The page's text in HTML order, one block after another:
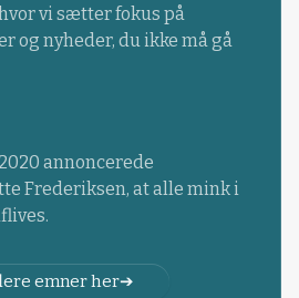
vi sætter fokus på
og nyheder, du ikke må gå
annoncerede
Frederiksen, at alle mink i
emner her